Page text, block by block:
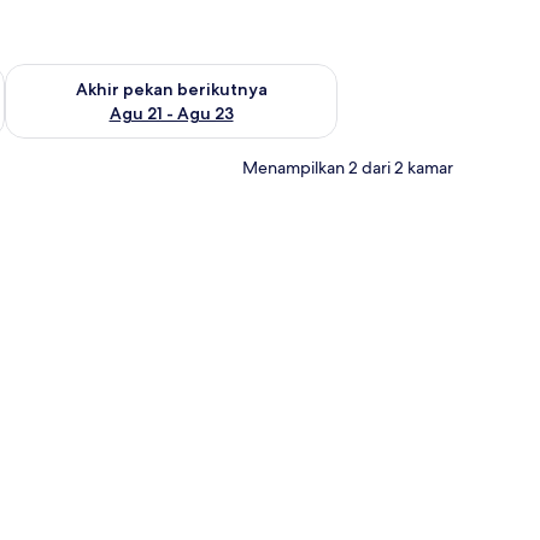
Agu 14 - Agu 16
Akhir pekan berikutnya
Agu 21 - Agu 23
Periksa ketersediaan untuk akhir pekan berikutnya Agu 21 -
Menampilkan 2 dari 2 kamar
| 1 kamar tidur, setrika/meja setrika, dan tempat tidur bayi gratis